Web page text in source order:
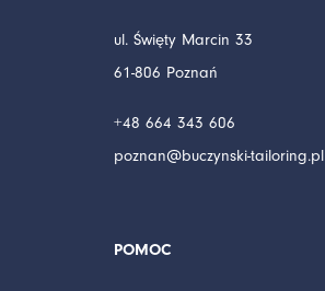
POMOC
ul. Święty Marcin 33
61-806 Poznań
+48 664 343 606
poznan@buczynski-tailoring.pl